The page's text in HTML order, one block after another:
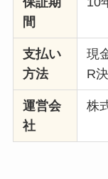
間
支払い
方法
現
R
運営会
社
株